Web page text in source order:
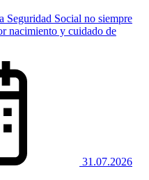
Seguridad Social no siempre
nacimiento y cuidado de
31.07.2026